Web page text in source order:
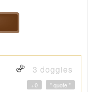
3 doggies
" quote "
+0